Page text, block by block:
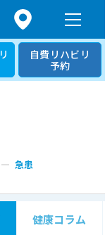
自費リハビリ
予約
— 急患
健康コラム